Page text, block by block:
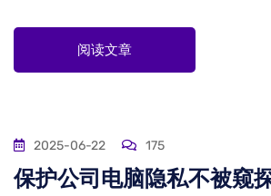
阅读文章
2025-06-22 175
保护公司电脑隐私不被窥